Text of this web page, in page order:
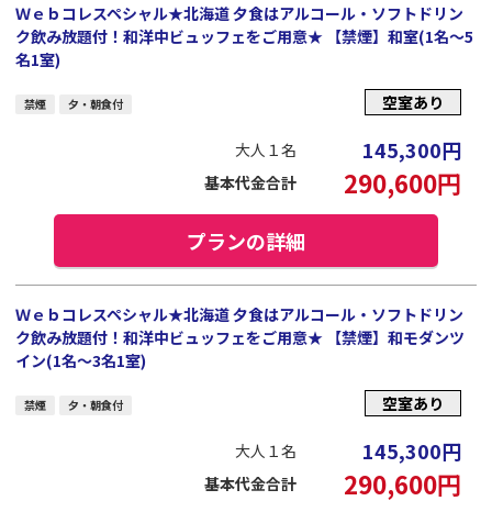
Ｗｅｂコレスペシャル★北海道 夕食はアルコール・ソフトドリン
ク飲み放題付！和洋中ビュッフェをご用意★ 【禁煙】和室(1名～5
名1室)
禁煙 夕・朝食付 空室あり
大人１名 145,300円
基本代金合計 290,600円
プランの詳細
Ｗｅｂコレスペシャル★北海道 夕食はアルコール・ソフトドリン
ク飲み放題付！和洋中ビュッフェをご用意★ 【禁煙】和モダンツ
イン(1名～3名1室)
禁煙 夕・朝食付 空室あり
大人１名 145,300円
基本代金合計 290,600円